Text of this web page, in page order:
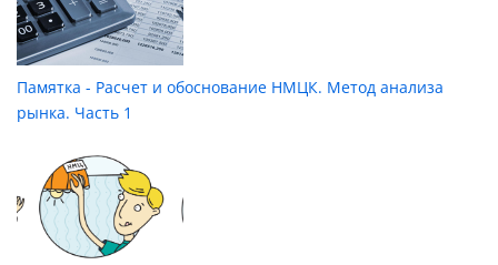
Памятка - Расчет и обоснование НМЦК. Метод анализа
рынка. Часть 1